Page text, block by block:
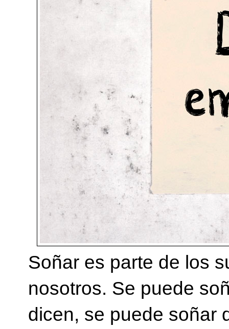
Soñar es parte de los
nosotros. Se puede
dicen, se puede soñar